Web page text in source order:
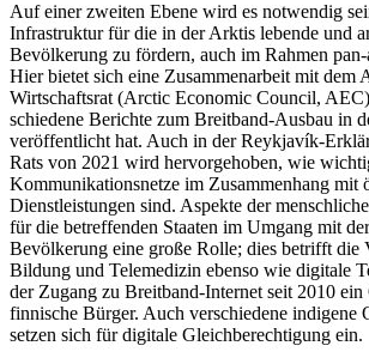
Auf einer zweiten Ebene wird es notwen­dig
Infrastruktur für die in der Arktis lebende und
Bevölkerung zu fördern, auch im Rahmen
Hier bietet sich eine Zusammenarbeit mit dem
Wirtschaftsrat (Arctic Economic Council,
schiedene Berichte zum Breitband-Ausbau in
veröffentlicht hat. Auch in der Reykjavík-
Rats von 2021 wird hervorgehoben, wie
Kommunikationsnetze im Zusammenhang mit
Dienstleistungen sind. Aspekte der
für die betreffenden Staa­ten im Umgang mit
Bevölkerung eine große Rolle; dies betrifft die
Bildung und Telemedizin ebenso wie digitale
der Zugang zu Breitband-Internet seit 2010
finnische Bürger. Auch ver­schiedene indigene
setzen sich für digitale Gleichberechtigung ein.